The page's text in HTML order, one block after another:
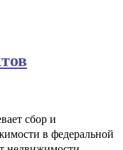
сбор и
в федеральной